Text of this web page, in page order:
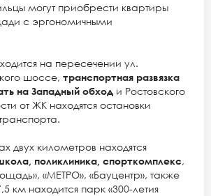
могут приобрести квартиры
с эргономичными
на пересечении ул.
шоссе, транспортная развязка
на Западный обход и Ростовского
от ЖК находятся остановки
двух километров находятся
поликлиника, спорткомплекс,
«МЕТРО», «Бауцентр», также
км находится парк «300-летия